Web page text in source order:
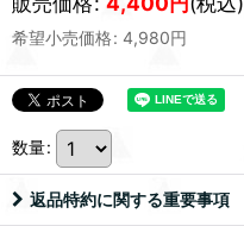
希望小売価格: 4,980円
数量:
返品特約に関する重要事項